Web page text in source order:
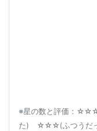
※星の数と評価：
た) ☆☆☆(ふつうだ